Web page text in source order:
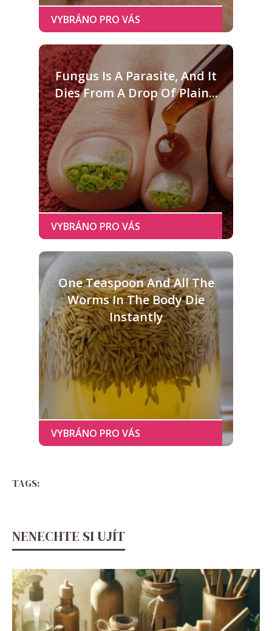
Fungus Is A Parasite, And It
Dies From A Drop Of Plain...
One Teaspoon And All The
Worms In The Body Die
Instantly
TAGS:
NENECHTE SI UJÍT